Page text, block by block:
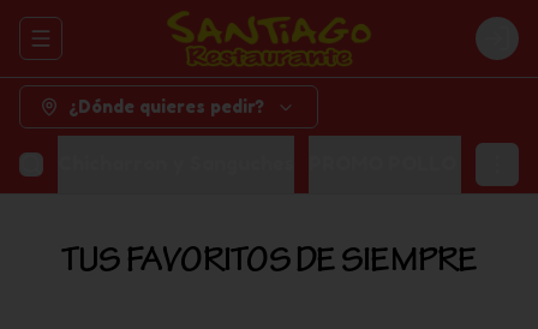
Abrir menu de navegación
¿Dónde quieres pedir?
TUS FAVORITOS DE SIEMPRE